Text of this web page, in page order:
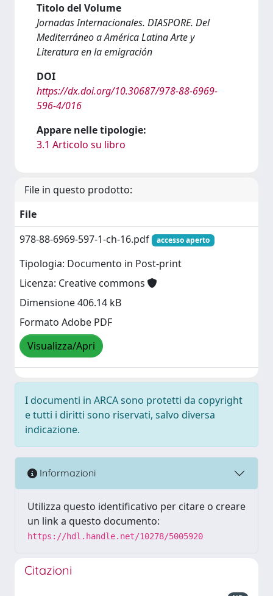
Titolo del Volume
Jornadas Internacionales. DIASPORE. Del
Mediterráneo a América Latina Arte y
Literatura en la emigración
DOI
https://dx.doi.org/10.30687/978-88-6969-
596-4/016
Appare nelle tipologie:
3.1 Articolo su libro
File in questo prodotto:
File
978-88-6969-597-1-ch-16.pdf
accesso aperto
Tipologia: Documento in Post-print
Licenza: Creative commons
Dimensione 406.14 kB
Formato Adobe PDF
Visualizza/Apri
I documenti in ARCA sono protetti da copyright
e tutti i diritti sono riservati, salvo diversa
indicazione.
Informazioni
Utilizza questo identificativo per citare o creare
un link a questo documento:
https://hdl.handle.net/10278/5005920
Citazioni